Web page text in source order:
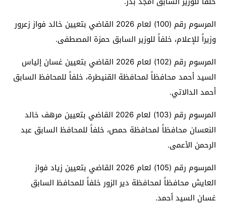
المرسوم رقم (100) لعام 2026 القاضي بتعيين خالد فواز زعرور
وزيراً للإعلام، خلفاً للوزير السابق حمزة المصطفى.
المرسوم رقم (102) لعام 2026 القاضي بتعيين غسان إلياس
السيد أحمد محافظاً لمحافظة القنيطرة، خلفاً للمحافظ السابق
أحمد الدالاتي.
المرسوم رقم (103) لعام 2026 القاضي بتعيين مرهف خالد
النعسان محافظاً لمحافظة حمص، خلفاً للمحافظ السابق عبد
الرحمن الأعمى.
المرسوم رقم (105) لعام 2026 القاضي بتعيين زياد فواز
العايش محافظاً لمحافظة دير الزور خلفاً للمحافظ السابق
غسان السيد أحمد.